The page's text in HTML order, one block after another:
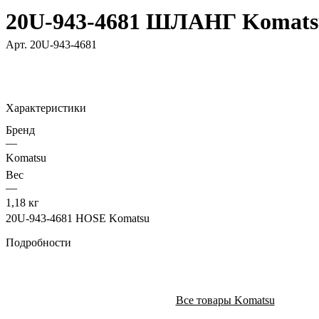
20U-943-4681 ШЛАНГ
Арт. 20U-943-4681
Характеристики
Бренд
—
Komatsu
Вес
—
1,18 кг
20U-943-4681 HOSE Komatsu
Подробности
Все товары Komatsu